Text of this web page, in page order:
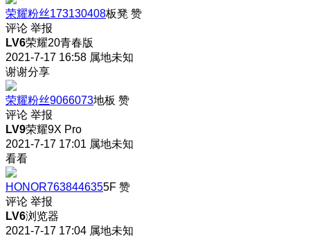
荣耀粉丝173130408板凳 赞
评论 举报
LV6荣耀20青春版
2021-7-17 16:58 属地未知
谢谢分享
荣耀粉丝9066073地板 赞
评论 举报
LV9荣耀9X Pro
2021-7-17 17:01 属地未知
看看
HONOR7638446355F 赞
评论 举报
LV6浏览器
2021-7-17 17:04 属地未知